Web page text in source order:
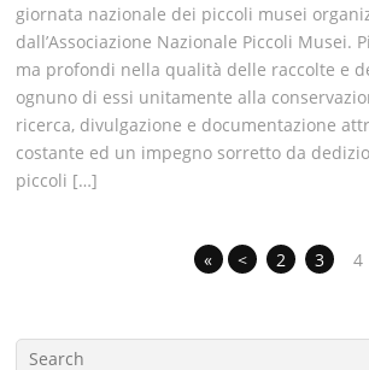
giornata nazionale dei piccoli musei
dall’Associazione Nazionale Piccoli Musei.
ma profondi nella qualità delle raccolte e
ognuno di essi unitamente alla
ricerca, divulgazione e documentazione
costante ed un impegno sorretto da
piccoli […]
« < 2 3 4